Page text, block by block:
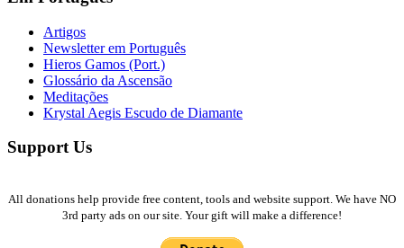
Artigos
Newsletter em Português
Hieros Gamos (Port.)
Glossário da Ascensão
Meditações
Krystal Aegis Escudo de Diamante
Support Us
All donations help provide free content, tools and website support. We have NO
3rd party ads on our site. Your gift will make a difference!